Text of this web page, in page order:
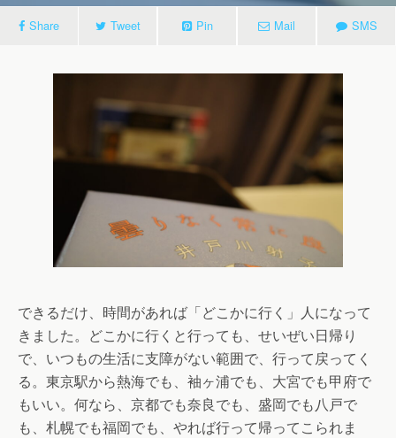
Share Tweet Pin Mail SMS
できるだけ、時間があれば「どこかに行く」人になって
きました。どこかに行くと行っても、せいぜい日帰り
で、いつもの生活に支障がない範囲で、行って戻ってく
る。東京駅から熱海でも、袖ヶ浦でも、大宮でも甲府で
もいい。何なら、京都でも奈良でも、盛岡でも八戸で
も、札幌でも福岡でも、やれば行って帰ってこられま